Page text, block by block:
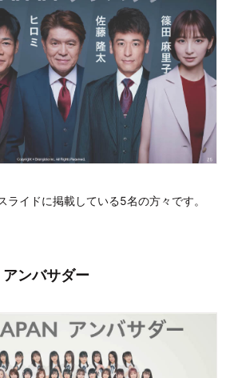
ライドに掲載している5名の方々です。
ンバサダー